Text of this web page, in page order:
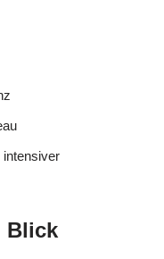
Blick